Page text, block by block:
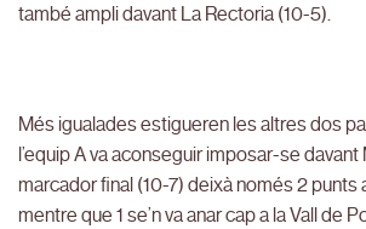
també ampli davant La Rectoria (10-5).
Més igualades estigueren les altres dos
l’equip A va aconseguir imposar-se davant
marcador final (10-7) deixà només 2 punts
mentre que 1 se’n va anar cap a la Vall de